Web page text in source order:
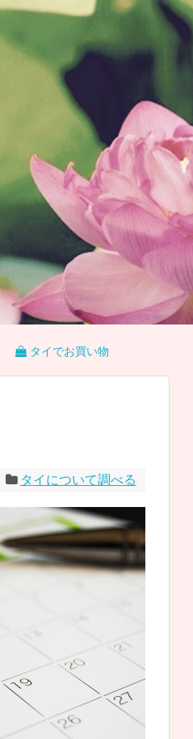
タイでお買い物
タイについて調べる